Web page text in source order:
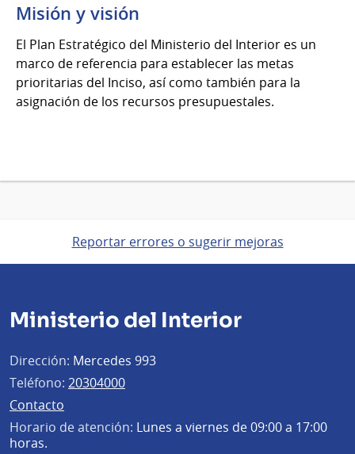
Misión y visión
El Plan Estratégico del Ministerio del Interior es un
marco de referencia para establecer las metas
prioritarias del Inciso, así como también para la
asignación de los recursos presupuestales.
Reportar errores o sugerir mejoras
Ministerio del Interior
Dirección: Mercedes 993
Teléfono: 20304000
Contacto
Horario de atención: Lunes a viernes de 09:00 a 17:00
horas.